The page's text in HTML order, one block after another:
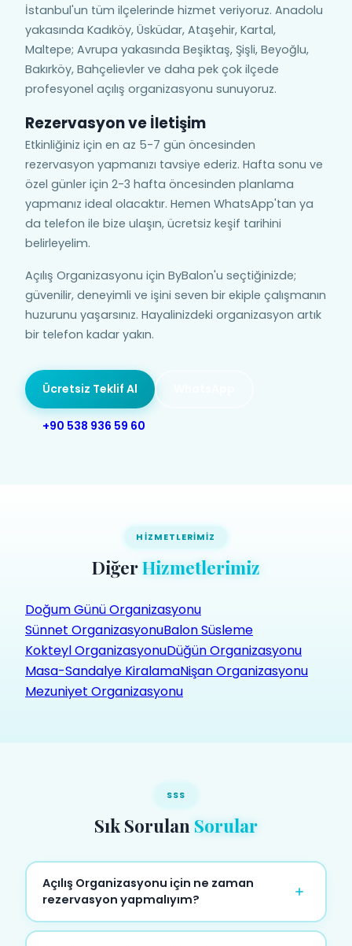
İstanbul'un tüm ilçelerinde hizmet veriyoruz. Anadolu
yakasında Kadıköy, Üsküdar, Ataşehir, Kartal,
Maltepe; Avrupa yakasında Beşiktaş, Şişli, Beyoğlu,
Bakırköy, Bahçelievler ve daha pek çok ilçede
profesyonel açılış organizasyonu sunuyoruz.
Rezervasyon ve İletişim
Etkinliğiniz için en az 5-7 gün öncesinden
rezervasyon yapmanızı tavsiye ederiz. Hafta sonu ve
özel günler için 2-3 hafta öncesinden planlama
yapmanız ideal olacaktır. Hemen WhatsApp'tan ya
da telefon ile bize ulaşın, ücretsiz keşif tarihini
belirleyelim.
Açılış Organizasyonu için ByBalon'u seçtiğinizde;
güvenilir, deneyimli ve işini seven bir ekiple çalışmanın
huzurunu yaşarsınız. Hayalinizdeki organizasyon artık
bir telefon kadar yakın.
Ücretsiz Teklif Al
+90 538 936 59 60
HIZMETLERIMIZ
DiğerHizmetlerimiz
Doğum Günü Organizasyonu
Sünnet OrganizasyonuBalon Süsleme
Kokteyl OrganizasyonuDüğün Organizasyonu
Masa-Sandalye KiralamaNişan Organizasyonu
Mezuniyet Organizasyonu
SSS
Sık Sorulan Sorular
Açılış Organizasyonu için ne zaman
rezervasyon yapmalıyım?
En az 5-7 gün öncesinden rezervasyon